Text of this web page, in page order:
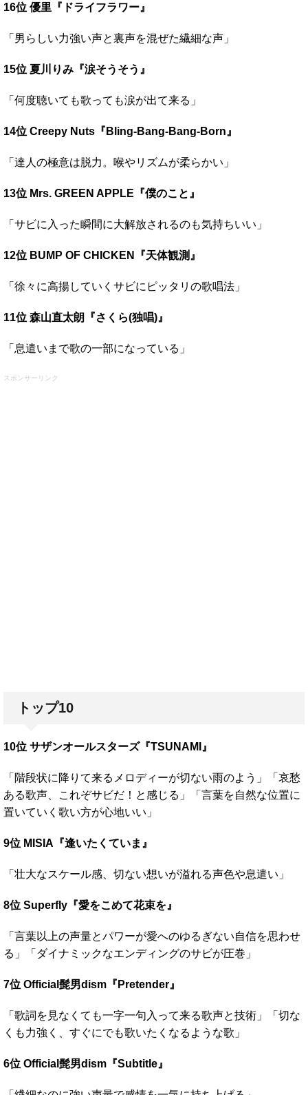
16位 優里『ドライフラワー』
「男らしい力強い声と裏声を混ぜた繊細な声」
15位 夏川りみ『涙そうそう』
「何度聴いても歌っても涙が出て来る」
14位 Creepy Nuts『Bling-Bang-Bang-Born』
「達人の極意は脱力。喉やリズムが柔らかい」
13位 Mrs. GREEN APPLE『僕のこと』
「サビに入った瞬間に大解放されるのも気持ちいい」
12位 BUMP OF CHICKEN『天体観測』
「徐々に高揚していくサビにピッタリの歌唱法」
11位 森山直太朗『さくら(独唱)』
「息遣いまで歌の一部になっている」
スポンサーリンク
トップ10
10位 サザンオールスターズ『TSUNAMI』
「階段状に降りて来るメロディーが切ない雨のよう」「哀愁
ある歌声、これぞサビだ！と感じる」「言葉を自然な位置に
置いていく歌い方が心地いい」
9位 MISIA『逢いたくていま』
「壮大なスケール感、切ない想いが溢れる声色や息遣い」
8位 Superfly『愛をこめて花束を』
「言葉以上の声量とパワーが愛へのゆるぎない自信を思わせ
る」「ダイナミックなエンディングのサビが圧巻」
7位 Official髭男dism『Pretender』
「歌詞を見なくても一字一句入って来る歌声と技術」「切な
くも力強く、すぐにでも歌いたくなるような歌」
6位 Official髭男dism『Subtitle』